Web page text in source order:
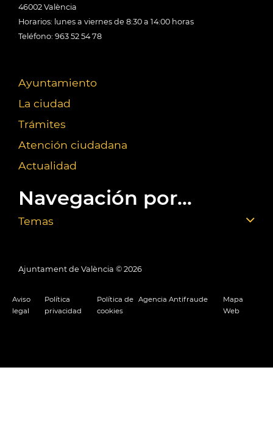
46002 València
Horarios: lunes a viernes de 8:30 a 14:00 horas
Teléfono: 963 52 54 78
Ayuntamiento
La ciudad
Trámites
Atención ciudadana
Actualidad
Navegación por...
Temas
Ajuntament de València © 2026
Aviso
legal
Política
privacidad
Política de
cookies
Agencia Antifraude
Mapa
Web